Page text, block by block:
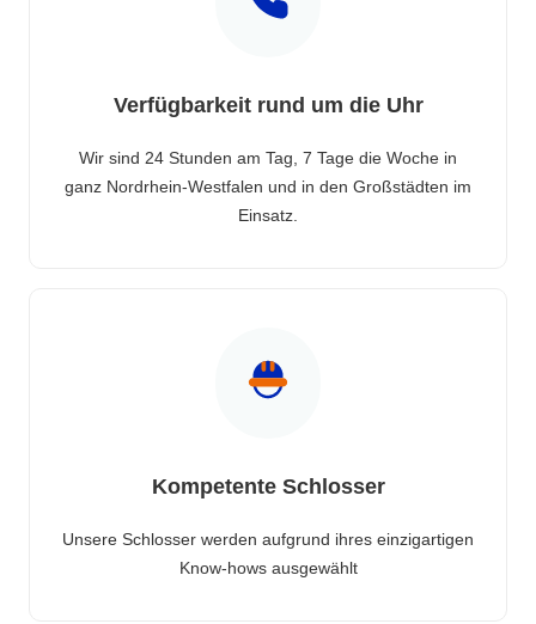
Verfügbarkeit rund um die Uhr
Wir sind 24 Stunden am Tag, 7 Tage die Woche in
ganz Nordrhein-Westfalen und in den Großstädten im
Einsatz.
Kompetente Schlosser
Unsere Schlosser werden aufgrund ihres einzigartigen
Know-hows ausgewählt